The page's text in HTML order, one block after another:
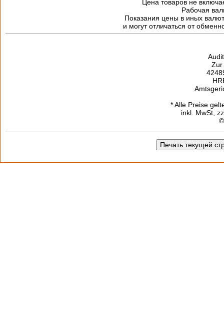
Цена товаров не
Рабочая
Показания цены в иных
и могут отличаться от
Zur
* Alle Preise
inkl. MwSt,